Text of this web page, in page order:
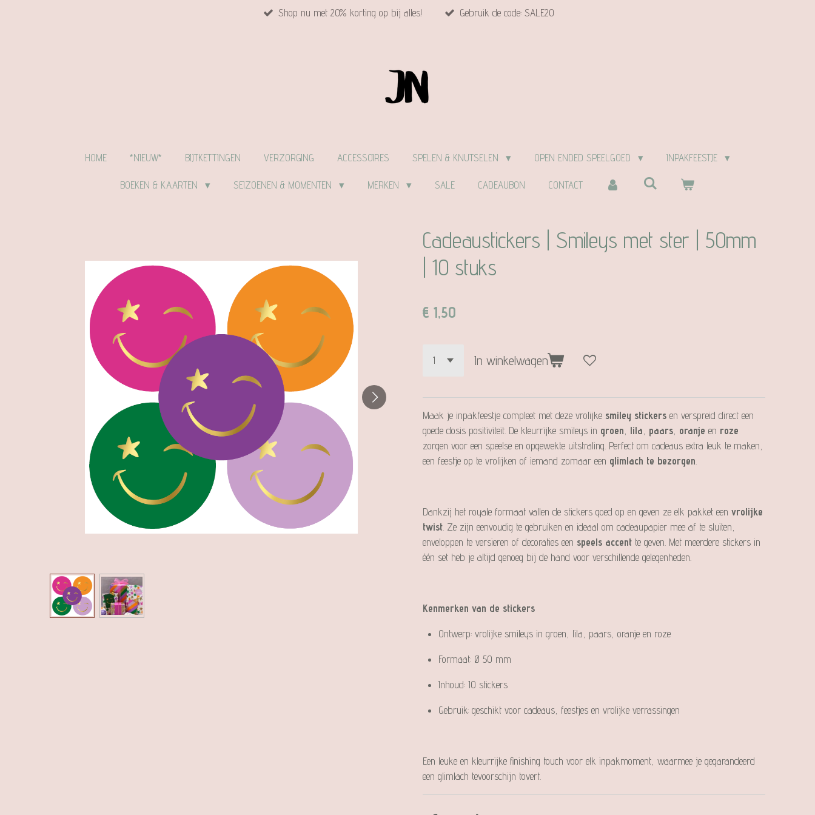
Shop nu met 20% korting op bij alles! Gebruik de code: SALE20
HOME *NIEUW* BIJTKETTINGEN VERZORGING ACCESSOIRES SPELEN & KNUTSELEN OPEN ENDED SPEELGOED INPAKFEESTJE
BOEKEN & KAARTEN SEIZOENEN & MOMENTEN MERKEN SALE CADEAUBON CONTACT
Cadeaustickers | Smileys met ster | 50mm
| 10 stuks
€ 1,50
In winkelwagen
Maak je inpakfeestje compleet met deze vrolijke smiley stickers en verspreid direct een
goede dosis positiviteit. De kleurrijke smileys in groen lila paars oranje en roze
zorgen voor een speelse en opgewekte uitstraling. Perfect om cadeaus extra leuk te maken,
een feestje op te vrolijken of iemand zomaar een glimlach te bezorgen
Dankzij het royale formaat vallen de stickers goed op en geven ze elk pakket een vrolijke
twist . Ze zijn eenvoudig te gebruiken en ideaal om cadeaupapier mee af te sluiten,
enveloppen te versieren of decoraties een speels accent te geven. Met meerdere stickers in
één set heb je altijd genoeg bij de hand voor verschillende gelegenheden.
Kenmerken van de stickers
Ontwerp: vrolijke smileys in groen, lila, paars, oranje en roze
Formaat: Ø 50 mm
Inhoud: 10 stickers
Gebruik: geschikt voor cadeaus, feestjes en vrolijke verrassingen
Een leuke en kleurrijke finishing touch voor elk inpakmoment, waarmee je gegarandeerd
een glimlach tevoorschijn tovert.